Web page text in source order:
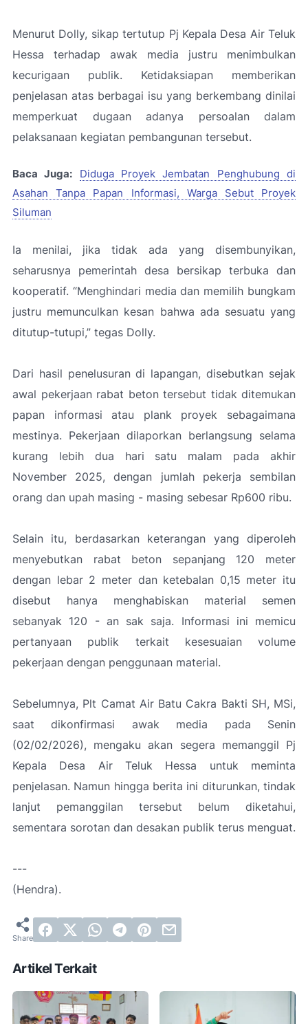
Menurut Dolly, sikap tertutup Pj Kepala Desa Air Teluk
Hessa terhadap awak media justru menimbulkan
kecurigaan publik. Ketidaksiapan memberikan
penjelasan atas berbagai isu yang berkembang dinilai
memperkuat dugaan adanya persoalan dalam
pelaksanaan kegiatan pembangunan tersebut.
Baca Juga:
Diduga Proyek Jembatan Penghubung di
Asahan Tanpa Papan Informasi, Warga Sebut Proyek
Siluman
Ia menilai, jika tidak ada yang disembunyikan,
seharusnya pemerintah desa bersikap terbuka dan
kooperatif. “Menghindari media dan memilih bungkam
justru memunculkan kesan bahwa ada sesuatu yang
ditutup-tutupi,” tegas Dolly.
Dari hasil penelusuran di lapangan, disebutkan sejak
awal pekerjaan rabat beton tersebut tidak ditemukan
papan informasi atau plank proyek sebagaimana
mestinya. Pekerjaan dilaporkan berlangsung selama
kurang lebih dua hari satu malam pada akhir
November 2025, dengan jumlah pekerja sembilan
orang dan upah masing - masing sebesar Rp600 ribu.
Selain itu, berdasarkan keterangan yang diperoleh
menyebutkan rabat beton sepanjang 120 meter
dengan lebar 2 meter dan ketebalan 0,15 meter itu
disebut hanya menghabiskan material semen
sebanyak 120 - an sak saja. Informasi ini memicu
pertanyaan publik terkait kesesuaian volume
pekerjaan dengan penggunaan material.
Sebelumnya, Plt Camat Air Batu Cakra Bakti SH, MSi,
saat dikonfirmasi awak media pada Senin
(02/02/2026), mengaku akan segera memanggil Pj
Kepala Desa Air Teluk Hessa untuk meminta
penjelasan. Namun hingga berita ini diturunkan, tindak
lanjut pemanggilan tersebut belum diketahui,
sementara sorotan dan desakan publik terus menguat.
---
(Hendra).
Artikel Terkait